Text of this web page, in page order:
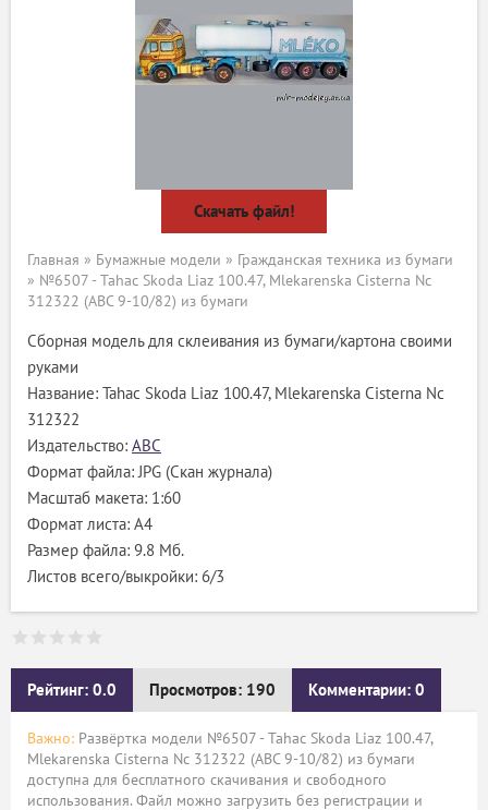
Скачать файл!
Главная » Бумажные модели » Гражданская техника из бумаги
» №6507 - Tahac Skoda Liaz 100.47, Mlekarenska Cisterna Nc
312322 (ABC 9-10/82) из бумаги
Сборная модель для склеивания из бумаги/картона своими
руками
Название: Tahac Skoda Liaz 100.47, Mlekarenska Cisterna Nc
312322
Издательство: ABC
Формат файла: JPG (Скан журнала)
Масштаб макета: 1:60
Формат листа: А4
Размер файла: 9.8 Мб.
Листов всего/выкройки: 6/3
Рейтинг: 0.0 Просмотров: 190 Комментарии: 0
Важно: Развёртка модели №6507 - Tahac Skoda Liaz 100.47,
Mlekarenska Cisterna Nc 312322 (ABC 9-10/82) из бумаги
доступна для бесплатного скачивания и свободного
использования. Файл можно загрузить без регистрации и